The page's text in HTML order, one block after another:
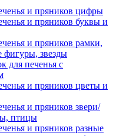
и пряников цифры
и пряников буквы и
и пряников рамки,
фигуры, звезды
для печенья с
и пряников цветы и
и пряников звери/
птицы
и пряников разные